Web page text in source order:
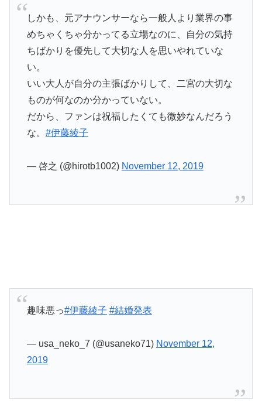
しかも、元アナウンサーなら一般人より業界の事
めちゃくちゃ分かってる立場なのに、自分の気持
ちばかりを優先して大切な人を思いやれていな
い。
いい大人が自分の主張ばかりして、二宮の大切な
ものが何なのか分かっていない。
だから、ファンは祝福したくても微妙なんだろう
な。 #伊藤綾子
— 啓之 (@hirotb1002) November 12, 2019
趣味悪っ#伊藤綾子 #結婚発表
— usa_neko_7 (@usaneko71) November 12,
2019